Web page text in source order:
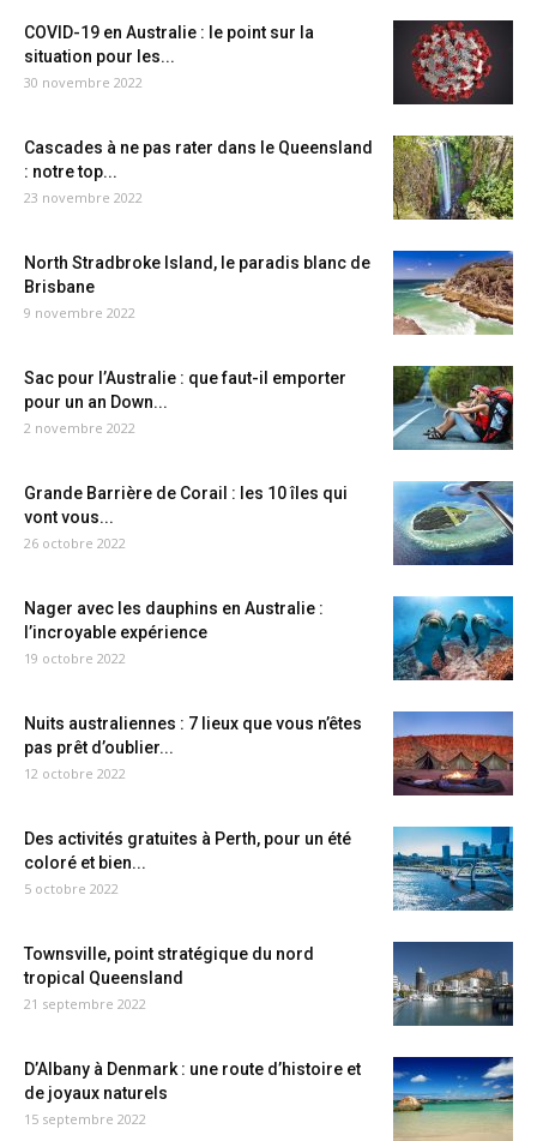
COVID-19 en Australie : le point sur la
situation pour les...
30 novembre 2022
Cascades à ne pas rater dans le Queensland
: notre top...
23 novembre 2022
North Stradbroke Island, le paradis blanc de
Brisbane
9 novembre 2022
Sac pour l’Australie : que faut-il emporter
pour un an Down...
2 novembre 2022
Grande Barrière de Corail : les 10 îles qui
vont vous...
26 octobre 2022
Nager avec les dauphins en Australie :
l’incroyable expérience
19 octobre 2022
Nuits australiennes : 7 lieux que vous n’êtes
pas prêt d’oublier...
12 octobre 2022
Des activités gratuites à Perth, pour un été
coloré et bien...
5 octobre 2022
Townsville, point stratégique du nord
tropical Queensland
21 septembre 2022
D’Albany à Denmark : une route d’histoire et
de joyaux naturels
15 septembre 2022